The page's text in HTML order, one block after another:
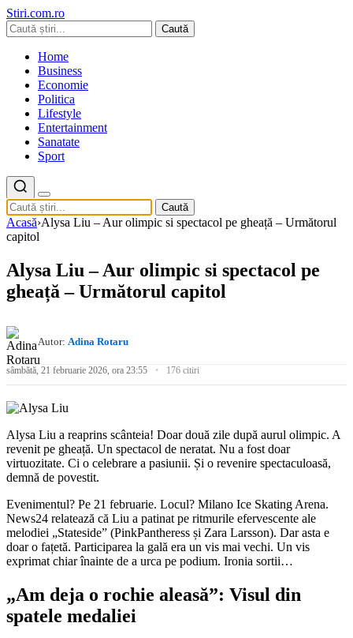
Stiri.com.ro
Caută
Home
Business
Economie
Politica
Lifestyle
Entertainment
Sanatate
Sport
Caută
Acasă›Alysa Liu – Aur olimpic si spectacol pe gheață – Următorul
capitol
Alysa Liu – Aur olimpic si spectacol pe
gheață – Următorul capitol
Autor: Adina Rotaru
sâmbătă, 21 februarie 2026, ora 23:55 176 citiri
Alysa Liu a reaprins scânteia! Doar două zile după aurul olimpic. A
revenit pe gheață. Un spectacol de neratat. Nu a fost doar
virtuozitate. Ci o celebrare a pasiunii. Și o revenire spectaculoasă,
demnă de povestit.
Evenimentul? Pe 21 februarie. Locul? Milano Ice Skating Arena.
News24 relatează că Liu a patinat pe ritmurile efervescente ale
melodiei „Stateside” (PinkPantheress și Zara Larsson). Dar asta e
doar o fațetă. Participarea la gală era un vis mai vechi. Un vis
exprimat chiar înainte de a urca pe podium. Ironia sortii…
„Am deja o rochie aleasă”: Visul din
spatele medaliei